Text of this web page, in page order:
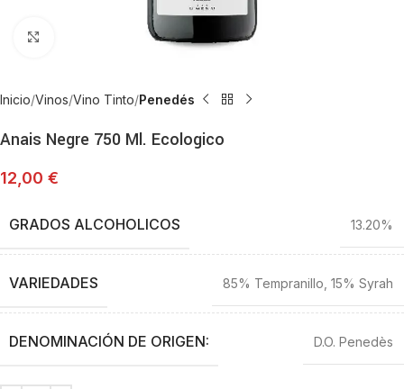
Haga Click para agrandar
Inicio Vinos Vino Tinto Penedés
Anais Negre 750 Ml. Ecologico
12,00 €
GRADOS ALCOHOLICOS 13.20%
VARIEDADES 85% Tempranillo, 15% Syrah
DENOMINACIÓN DE ORIGEN: D.O. Penedès